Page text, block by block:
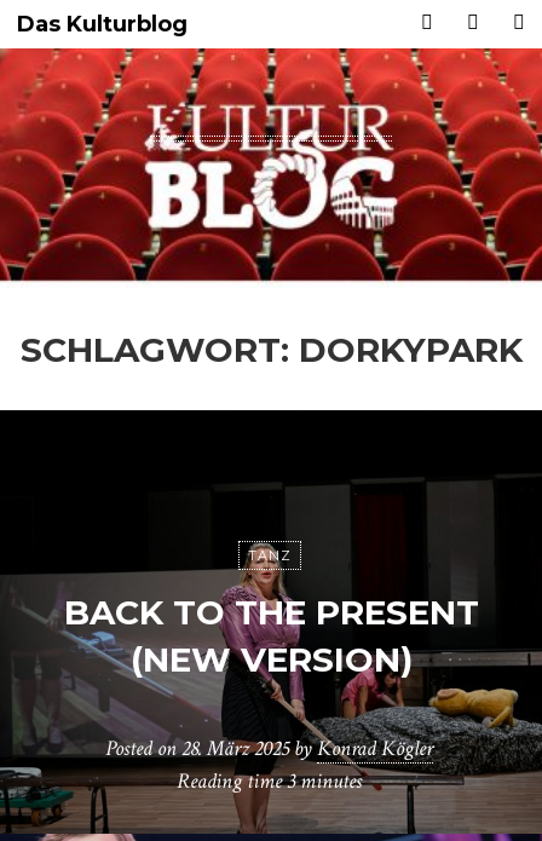
Das Kulturblog
SCHLAGWORT: DORKYPARK
TANZ
BACK TO THE PRESENT
(NEW VERSION)
Posted on28. März 2025byKonrad Kögler
Reading time3 minutes